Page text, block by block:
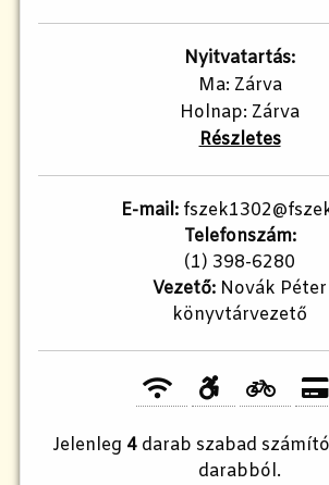
Nyitvatartás:
Ma: Zárva
Holnap: Zárva
Részletes
E-mail:
Telefonszám:
(1) 398-6280
Vezető: Novák Péter
könyvtárvezető
Jelenleg 4 darab szabad
darabból.